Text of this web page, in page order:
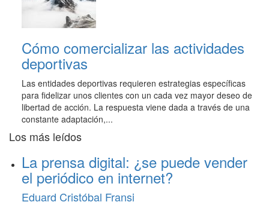
Cómo comercializar las actividades
deportivas
Las entidades deportivas requieren estrategias específicas
para fidelizar unos clientes con un cada vez mayor deseo de
libertad de acción. La respuesta viene dada a través de una
constante adaptación,...
Los más leídos
La prensa digital: ¿se puede vender
el periódico en internet?
Eduard Cristóbal Fransi